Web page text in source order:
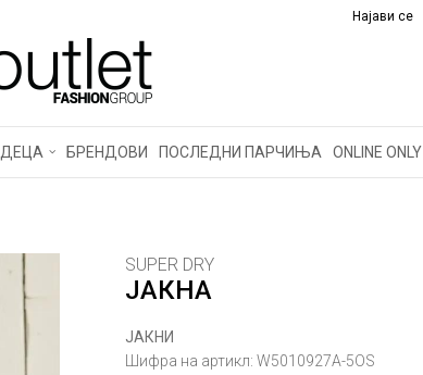
Најави се
ДЕЦА БРЕНДОВИ ПОСЛЕДНИ ПАРЧИЊА ONLINE ONLY
SUPER DRY
ЈАКНА
ЈАКНИ
Шифра на артикл: W5010927A-5OS